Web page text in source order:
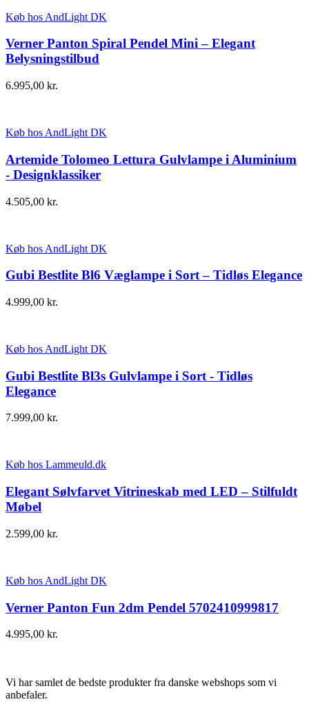
Køb hos AndLight DK
Verner Panton Spiral Pendel Mini – Elegant
Belysningstilbud
6.995,00 kr.
Køb hos AndLight DK
Artemide Tolomeo Lettura Gulvlampe i Aluminium
- Designklassiker
4.505,00 kr.
Køb hos AndLight DK
Gubi Bestlite Bl6 Væglampe i Sort – Tidløs Elegance
4.999,00 kr.
Køb hos AndLight DK
Gubi Bestlite Bl3s Gulvlampe i Sort - Tidløs
Elegance
7.999,00 kr.
Køb hos Lammeuld.dk
Elegant Sølvfarvet Vitrineskab med LED – Stilfuldt
Møbel
2.599,00 kr.
Køb hos AndLight DK
Verner Panton Fun 2dm Pendel 5702410999817
4.995,00 kr.
Vi har samlet de bedste produkter fra danske webshops som vi
anbefaler.